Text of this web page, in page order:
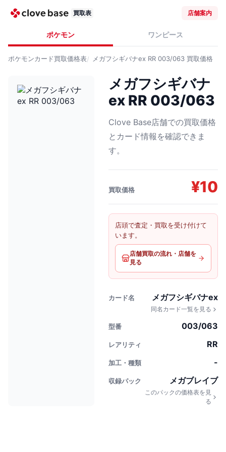
買取表 店舗案内
ポケモン ワンピース
ポケモンカード買取価格表 メガフシギバナex RR 003/063 買取価格
メガフシギバナ
ex RR 003/063
Clove Base店舗での買取価格
とカード情報を確認できま
す。
買取価格 ¥10
店頭で査定・買取を受け付けて
います。
店舗買取の流れ・店舗を
見る
カード名 メガフシギバナex
同名カード一覧を見る
型番 003/063
レアリティ RR
加工・種類 -
収録パック メガブレイブ
このパックの価格表を見
る